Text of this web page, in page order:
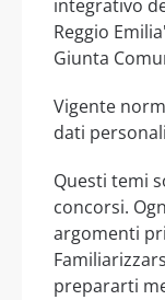
integrativo
Reggio
Giunta
Vigente
dati
Questi temi
concorsi.
argomenti
prepararti